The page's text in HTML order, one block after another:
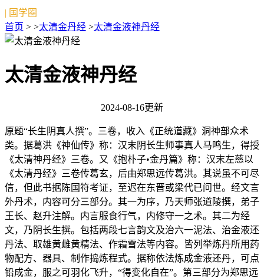
| 国学圈
首页 > >太清金丹经 >太清金液神丹经
太清金液神丹经
2024-08-16更新
原题“长生阴真人撰”。三卷，收入《正统道藏》洞神部众术
类。据葛洪《神仙传》称：汉末阴长生师事真人马鸣生，得授
《太清神丹经》三卷。又《抱朴子•金丹篇》称：汉末左慈以
《太清丹经》三卷传葛玄，后由郑思远传葛洪。其说虽不可尽
信，但此书据陈国符考证，至迟在东晋或梁代已问世。经文言
外丹术，内容可分三部分。其一为序，乃天师张道陵撰，弟子
王长、赵升注解。内言服食行气，内修守一之术。其二为经
文，乃阴长生撰。包括两段七言韵文及治六一泥法、治金液还
丹法、取雄黄雌黄精法、作霜雪法等内容。皆列举炼丹所用药
物配方、器具、制作捣炼程式。据称依法炼成金液还丹，可点
铅成金，服之可羽化飞升，“得变化自在”。第三部分为郑思远